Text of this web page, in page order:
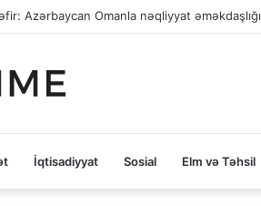
Azərbaycan Omanla nəqliyyat
İqtisadiyyat Sosial Elm və Təhsil